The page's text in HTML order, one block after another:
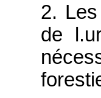
2.
de